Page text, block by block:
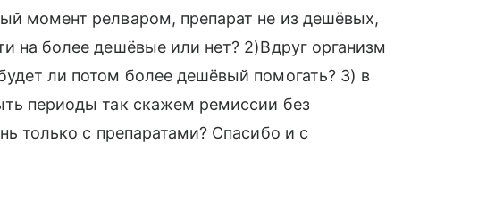
момент релваром, препарат не из дешёвых,
на более дешёвые или нет? 2)Вдруг организм
ли потом более дешёвый помогать? 3) в
периоды так скажем ремиссии без
только с препаратами? Спасибо и с